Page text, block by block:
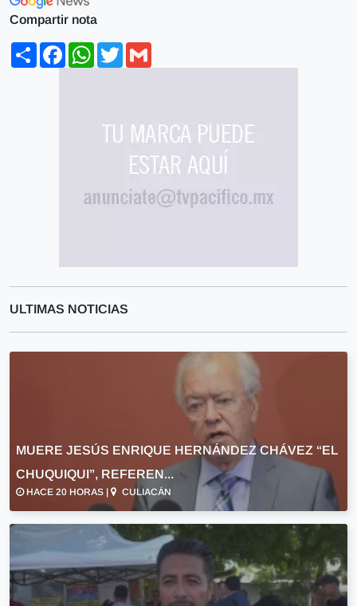
Compartir nota
ShareFacebookWhatsApp
Twitter
ULTIMAS NOTICIAS
MUERE JESÚS ENRIQUE HERNÁNDEZ CHÁVEZ “EL
CHUQUIQUI”, REFEREN...
HACE 20 HORAS | CULIACÁN